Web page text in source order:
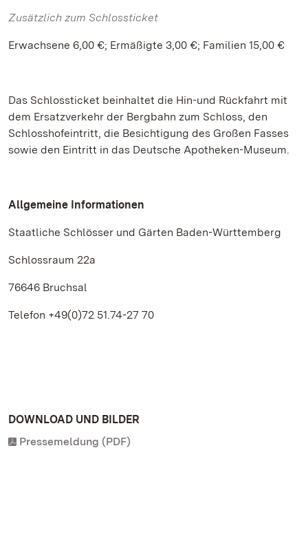
Zusätzlich zum Schlossticket
Erwachsene 6,00 €; Ermäßigte 3,00 €; Familien 15,00 €
Das Schlossticket beinhaltet die Hin-und Rückfahrt mit
dem Ersatzverkehr der Bergbahn zum Schloss, den
Schlosshofeintritt, die Besichtigung des Großen Fasses
sowie den Eintritt in das Deutsche Apotheken-Museum.
Allgemeine Informationen
Staatliche Schlösser und Gärten Baden-Württemberg
Schlossraum 22a
76646 Bruchsal
Telefon +49(0)72 51.74-27 70
DOWNLOAD UND BILDER
Pressemeldung (PDF)